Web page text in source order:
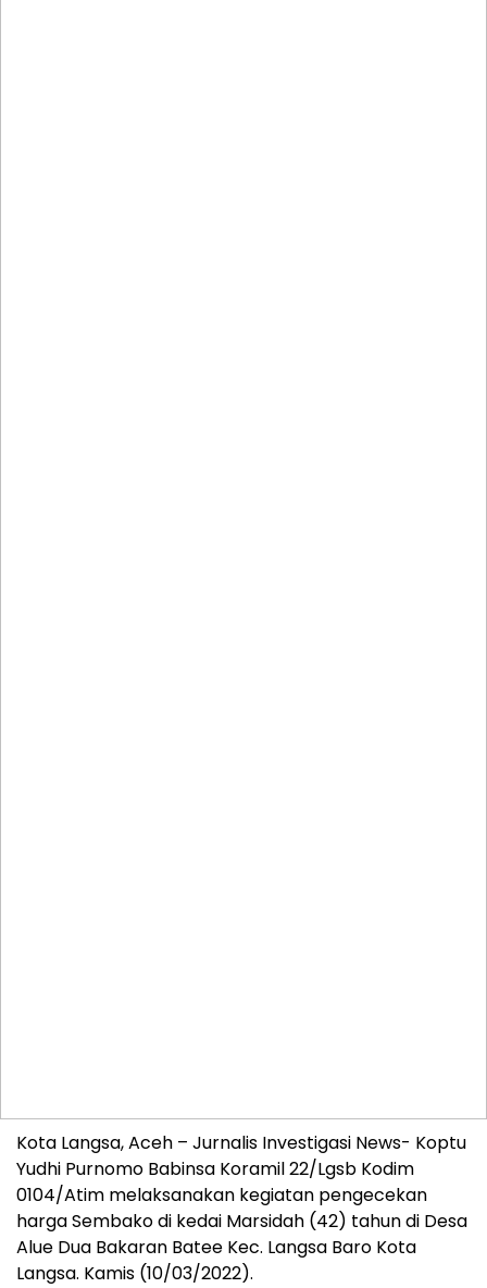
Kota Langsa, Aceh – Jurnalis Investigasi News- Koptu
Yudhi Purnomo Babinsa Koramil 22/Lgsb Kodim
0104/Atim melaksanakan kegiatan pengecekan
harga Sembako di kedai Marsidah (42) tahun di Desa
Alue Dua Bakaran Batee Kec. Langsa Baro Kota
Langsa. Kamis (10/03/2022).